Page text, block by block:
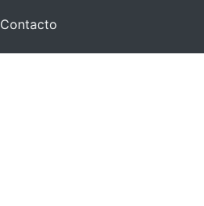
Contacto